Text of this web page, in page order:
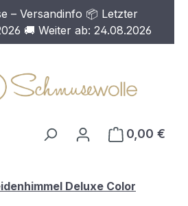
– Versandinfo 📦 Letzter
🚚 Weiter ab: 24.08.2026
0,00 €
Deluxe Color